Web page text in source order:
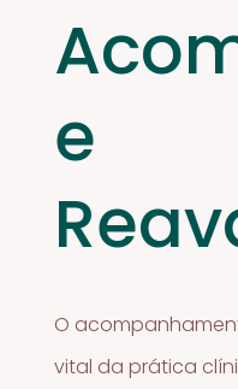
e
O
vital da prática